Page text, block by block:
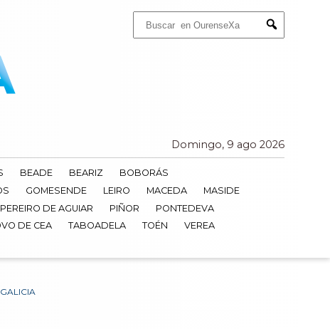
Submit
Domingo, 9 ago 2026
BEADE BEARIZ
BOBORÁS
GOMESENDE LEIRO MACEDA
MASIDE
PEREIRO DE AGUIAR PIÑOR
PONTEDEVA
DE CEA TABOADELA TOÉN
VEREA